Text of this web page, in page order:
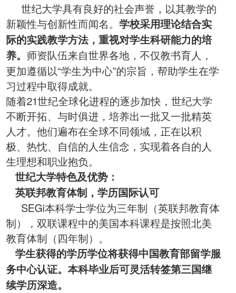
世纪大学具有良好的社会声誉，以其教学的
新颖性与创新性而闻名。 学校采用理论结合实
际的实践教学方法，重视对学生科研能力的培
养。 师资队伍来自世界各地，不仅教书育人，
更加遵循以“学生为中心”的宗旨，帮助学生在学
习过程中取得成就。
随着21世纪全球化进程的逐步加快，世纪大学
不断开拓、与时俱进，培养出一批又一批精英
人才。他们遍布在全球不同领域，正在以积
极、热忱、自信的人生信念，实现着各自的人
生理想和职业抱负。
世纪大学特色及优势：
英联邦教育体制，学历国际认可
SEGi本科学士学位为三年制（英联邦教育体
制），双联课程中的美国本科课程是按照北美
教育体制（四年制）。
学生获得的学历学位将获得中国教育部留学服
务中心认证。本科毕业后可灵活转签第三国继
续学历深造。